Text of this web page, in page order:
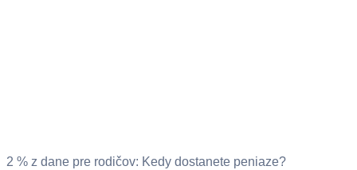
2 % z dane pre rodičov: Kedy dostanete peniaze?